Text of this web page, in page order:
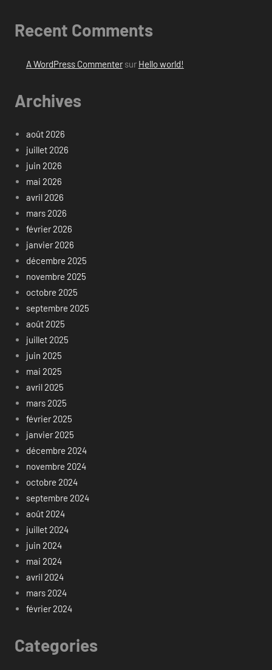
Recent Comments
A WordPress Commentersur Hello world!
Archives
août 2026
juillet 2026
juin 2026
mai 2026
avril 2026
mars 2026
février 2026
janvier 2026
décembre 2025
novembre 2025
octobre 2025
septembre 2025
août 2025
juillet 2025
juin 2025
mai 2025
avril 2025
mars 2025
février 2025
janvier 2025
décembre 2024
novembre 2024
octobre 2024
septembre 2024
août 2024
juillet 2024
juin 2024
mai 2024
avril 2024
mars 2024
février 2024
Categories